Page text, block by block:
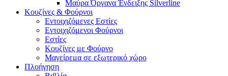
Μαύρα Όργανα Ένδειξης Silverline
Κουζίνες & Φούρνοι
Εντοιχιζόμενες Εστίες
Εντοιχιζόμενοι Φούρνοι
Εστίες
Κουζίνες με Φούρνο
Μαγείρεμα σε εξωτερικό χώρο
Πλοήγηση